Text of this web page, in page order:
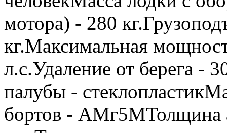
мотора) - 280
кг.Максимальная
л.с.Удаление от берега -
палубы -
бортов - АМг5МТолщина